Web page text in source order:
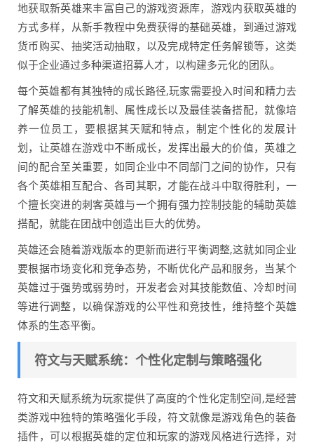
地获取新英雄来丰富自己的游戏资源库，游戏内获取英雄的
方式多样，从新手教程中免费获得的基础英雄，到通过游戏
货币购买、抽奖活动抽取，以及完成特定任务解锁等，这类
似于企业通过多种渠道招募人才，以构建多元化的团队。
每个英雄都有其独特的成长路径,玩家需要投入时间和精力去
了解英雄的技能机制、属性成长以及最佳装备搭配，就像培
养一位员工，要根据其天赋和特点，制定个性化的发展计
划，让英雄在游戏中不断成长，发挥出最大的价值，英雄之
间的配合至关重要，如同企业中不同部门之间的协作，只有
各个英雄相互配合、各司其职，才能在战斗中取得胜利，一
个擅长突进的刺客英雄与一个拥有强力控制技能的辅助英雄
搭配，就能在团战中创造出巨大的优势。
英雄还会随着游戏版本的更新而进行平衡调整,这就如同企业
要根据市场变化和竞争态势，不断优化产品和服务，当某个
英雄过于强势或弱势时，开发者会对其技能数值、冷却时间
等进行调整，以确保游戏的公平性和竞技性，维持整个英雄
体系的生态平衡。
符文与天赋系统：个性化定制与策略强化
符文和天赋系统为玩家提供了高度的个性化定制空间,是经营
类游戏中独特的策略强化手段，符文就像是游戏角色的装备
插件，可以根据英雄的定位和玩家的游戏风格进行选择，对